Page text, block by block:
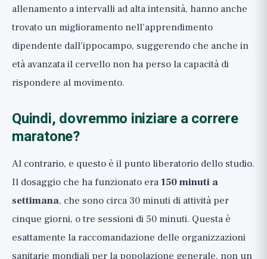
allenamento a intervalli ad alta intensità, hanno anche
trovato un miglioramento nell'apprendimento
dipendente dall'ippocampo, suggerendo che anche in
età avanzata il cervello non ha perso la capacità di
rispondere al movimento.
Quindi, dovremmo iniziare a correre
maratone?
Al contrario, e questo è il punto liberatorio dello studio.
Il dosaggio che ha funzionato era150 minuti a
settimana, che sono circa 30 minuti di attività per
cinque giorni, o tre sessioni di 50 minuti. Questa è
esattamente la raccomandazione delle organizzazioni
sanitarie mondiali per la popolazione generale, non un